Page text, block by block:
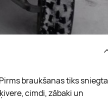
braukšanas tiks sniegta
cimdi, zābaki un